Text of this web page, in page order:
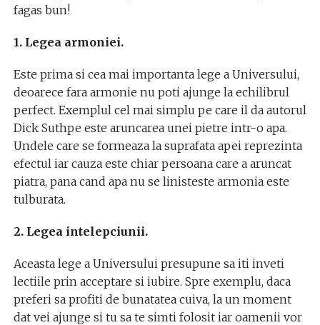
fagas bun!
1. Legea armoniei.
Este prima si cea mai importanta lege a Universului,
deoarece fara armonie nu poti ajunge la echilibrul
perfect. Exemplul cel mai simplu pe care il da autorul
Dick Suthpe este aruncarea unei pietre intr-o apa.
Undele care se formeaza la suprafata apei reprezinta
efectul iar cauza este chiar persoana care a aruncat
piatra, pana cand apa nu se linisteste armonia este
tulburata.
2. Legea intelepciunii.
Aceasta lege a Universului presupune sa iti inveti
lectiile prin acceptare si iubire. Spre exemplu, daca
preferi sa profiti de bunatatea cuiva, la un moment
dat vei ajunge si tu sa te simti folosit iar oamenii vor